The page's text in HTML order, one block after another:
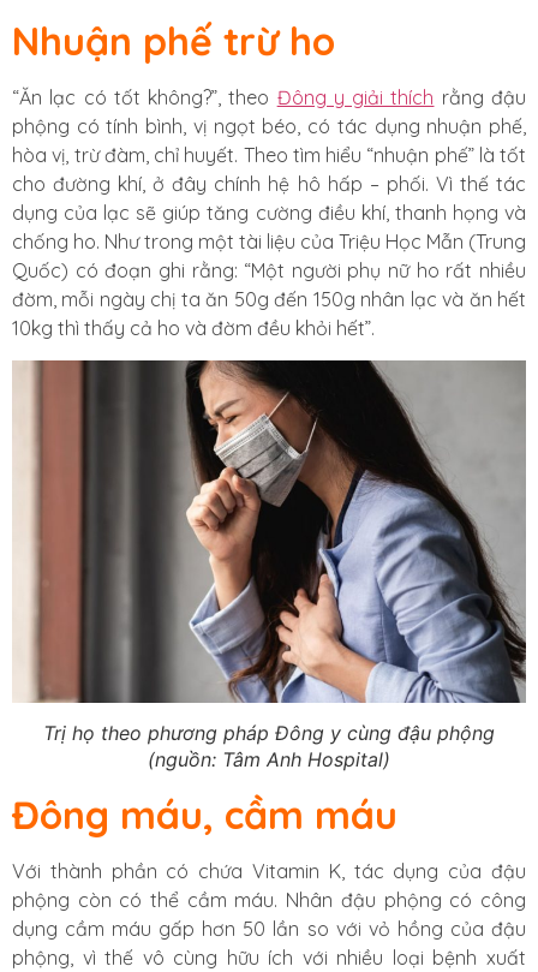
Nhuận phế trừ ho
“Ăn lạc có tốt không?”, theo Đông y giải thích rằng đậu
phộng có tính bình, vị ngọt béo, có tác dụng nhuận phế,
hòa vị, trừ đàm, chỉ huyết. Theo tìm hiểu “nhuận phế” là tốt
cho đường khí, ở đây chính hệ hô hấp – phối. Vì thế tác
dụng của lạc sẽ giúp tăng cường điều khí, thanh họng và
chống ho. Như trong một tài liệu của Triệu Học Mẫn (Trung
Quốc) có đoạn ghi rằng: “Một người phụ nữ ho rất nhiều
đờm, mỗi ngày chị ta ăn 50g đến 150g nhân lạc và ăn hết
10kg thì thấy cả ho và đờm đều khỏi hết”.
Trị họ theo phương pháp Đông y cùng đậu phộng
(nguồn: Tâm Anh Hospital)
Đông máu, cầm máu
Với thành phần có chứa Vitamin K, tác dụng của đậu
phộng còn có thể cầm máu. Nhân đậu phộng có công
dụng cầm máu gấp hơn 50 lần so với vỏ hồng của đậu
phộng, vì thế vô cùng hữu ích với nhiều loại bệnh xuất